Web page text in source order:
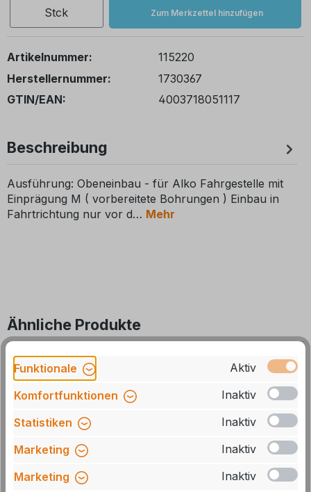
Stck Zum Merkzettel hinzufügen
Artikelnummer:
115220
Herstellernummer:
1730367
GTIN/EAN:
4003718051117
Beschreibung
Ausführung: Obeneinbau - für Alko Fahrgestelle mit
Einprägung M ( vorbereitete Bohrungen ) Einbau in
Fahrtrichtung nur vor d Mehr
Ähnliche Produkte
Produktgalerie überspringen 30 %
Funktionale
Aktiv
Komfortfunktionen
Inaktiv
Statistiken
Inaktiv
Marketing
Inaktiv
Marketing
Inaktiv